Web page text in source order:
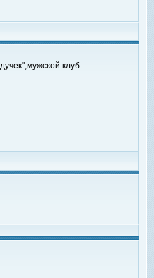
клуб